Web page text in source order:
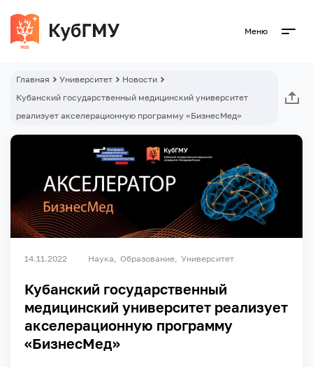
Меню
Главная Университет
Новости
Кубанский государственный медицинский университет
реализует акселерационную программу «БизнесМед»
14.11.2022 Наука Образование Университет
Кубанский государственный
медицинский университет реализует
акселерационную программу
«БизнесМед»